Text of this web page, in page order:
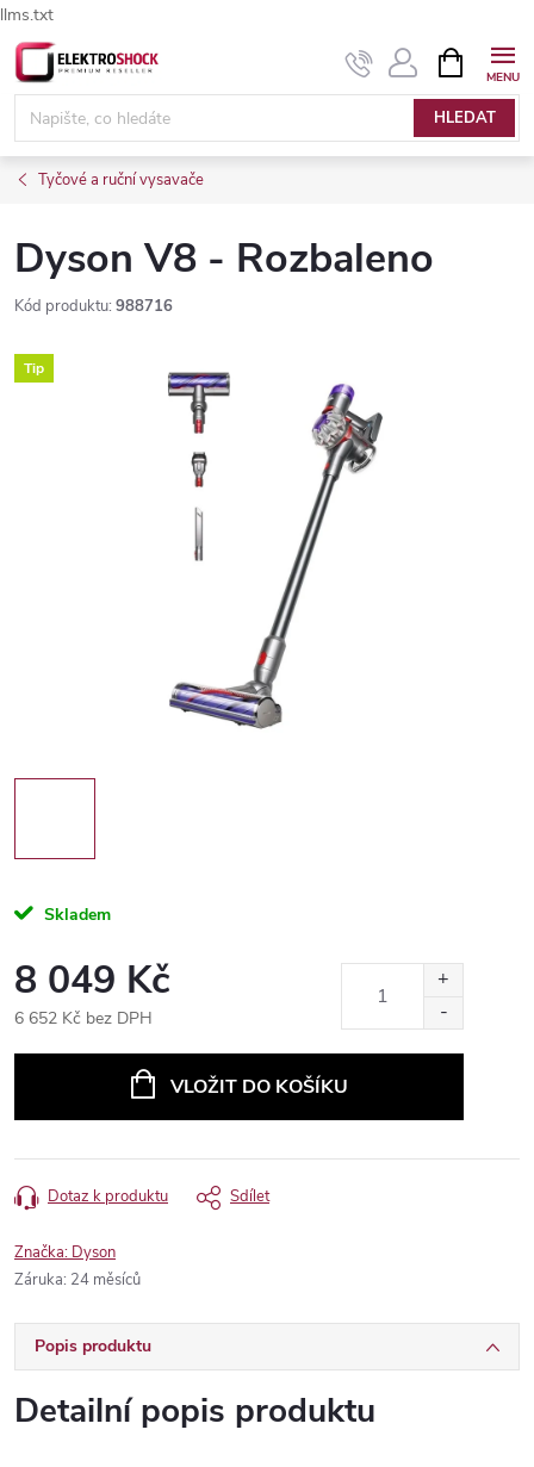
llms.txt
Přejít
na
obsah
HLEDAT
NÁKUPNÍ
KOŠÍK
Tyčové a ruční vysavače
Dyson V8 - Rozbaleno
Kód produktu: 988716
Tip
Skladem
8 049 Kč
6 652 Kč bez DPH
VLOŽIT DO KOŠÍKU
Dotaz k produktu Sdílet
Značka: Dyson
Záruka: 24 měsíců
Popis produktu
Detailní popis produktu
Elektroshock.cz - Chat